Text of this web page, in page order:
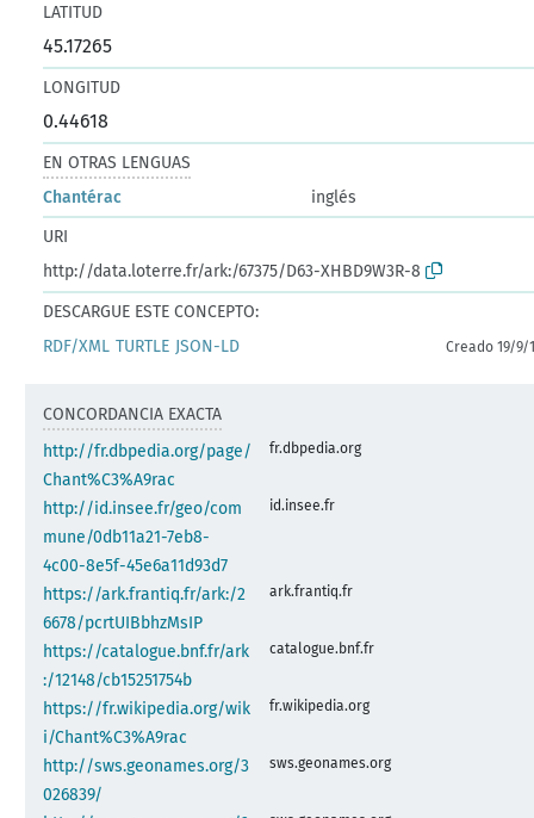
LATITUD
45.17265
LONGITUD
0.44618
EN OTRAS LENGUAS
Chantérac
inglés
URI
http://data.loterre.fr/ark:/67375/D63-XHBD9W3R-8
DESCARGUE ESTE CONCEPTO:
RDF/XML TURTLE JSON-LD Creado 19/9/
CONCORDANCIA EXACTA
http://fr.dbpedia.org/page/
Chant%C3%A9rac
fr.dbpedia.org
http://id.insee.fr/geo/com
mune/0db11a21-7eb8-
4c00-8e5f-45e6a11d93d7
id.insee.fr
https://ark.frantiq.fr/ark:/2
6678/pcrtUIBbhzMsIP
ark.frantiq.fr
https://catalogue.bnf.fr/ark
:/12148/cb15251754b
catalogue.bnf.fr
https://fr.wikipedia.org/wik
i/Chant%C3%A9rac
fr.wikipedia.org
http://sws.geonames.org/3
026839/
sws.geonames.org